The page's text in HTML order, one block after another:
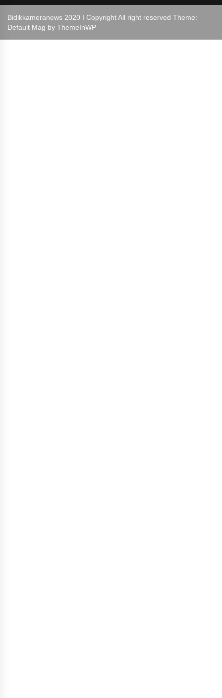
Bidikkameranews 2020 I Copyright All right reserved Theme:
Default Mag by ThemeInWP